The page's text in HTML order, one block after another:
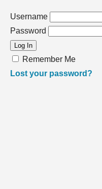
Username
Password
Remember Me
Lost your password?